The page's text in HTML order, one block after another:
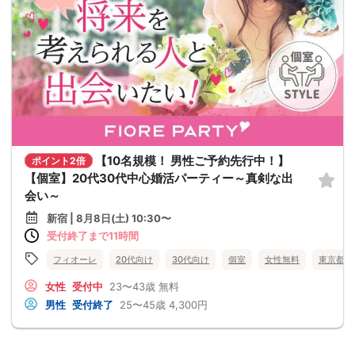
ポイント2倍
【10名規模！ 男性ご予約先行中！】
【個室】20代30代中心婚活パーティー～真剣な出
会い～
新宿 | 8月8日(土) 10:30〜
受付終了まで11時間
フィオーレ 20代向け 30代向け 個室 女性無料 東京都
女性 受付中 23〜43歳 無料
男性 受付終了 25〜45歳 4,300円